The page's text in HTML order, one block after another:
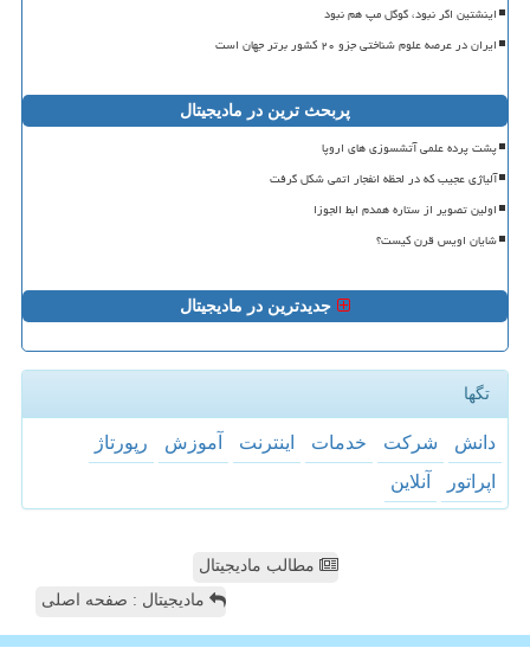
اینشتین اگر نبود، گوگل مپ هم نبود
ایران در عرصه علوم شناختی جزو ۲۰ کشور برتر جهان است
پربحث ترین در مادیجیتال
پشت پرده علمی آتشسوزی های اروپا
آلیاژی عجیب که در لحظه انفجار اتمی شکل گرفت
اولین تصویر از ستاره همدم ابط الجوزا
شایان اویس قرن کیست؟
جدیدترین در مادیجیتال
تگها
دانش شركت خدمات اینترنت آموزش
رپورتاژ
اپراتور
آنلاین
مطالب مادیجیتال
مادیجیتال : صفحه اصلی